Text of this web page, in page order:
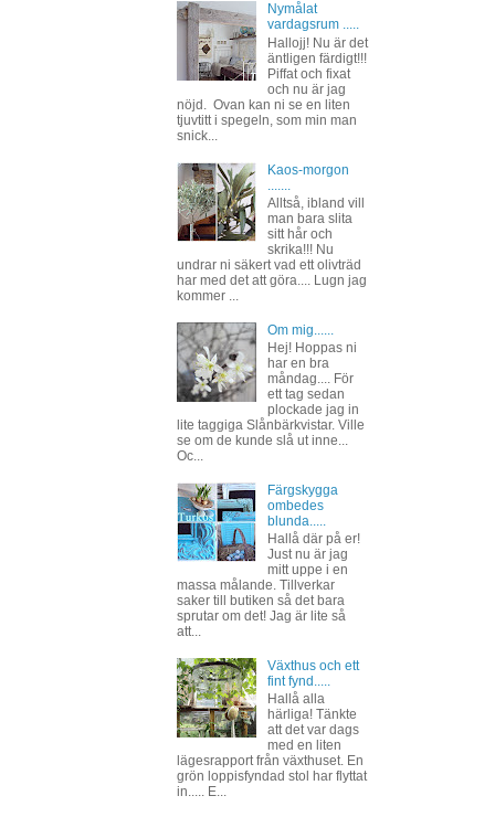
Nymålat
vardagsrum .....
Hallojj! Nu är det
äntligen färdigt!!!
Piffat och fixat
och nu är jag
nöjd. Ovan kan ni se en liten
tjuvtitt i spegeln, som min man
snick...
Kaos-morgon
Alltså, ibland vill
man bara slita
sitt hår och
skrika!!! Nu
undrar ni säkert vad ett olivträd
har med det att göra.... Lugn jag
kommer ...
Om mig......
Hej! Hoppas ni
har en bra
måndag.... För
ett tag sedan
plockade jag in
lite taggiga Slånbärkvistar. Ville
se om de kunde slå ut inne...
Oc...
Färgskygga
ombedes
blunda.....
Hallå där på er!
Just nu är jag
mitt uppe i en
massa målande. Tillverkar
saker till butiken så det bara
sprutar om det! Jag är lite så
att...
Växthus och ett
fint fynd.....
Hallå alla
härliga! Tänkte
att det var dags
med en liten
lägesrapport från växthuset. En
grön loppisfyndad stol har flyttat
in..... E...